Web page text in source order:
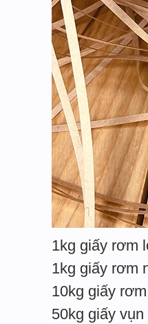
1kg giấy rơm
1kg giấy rơm
10kg giấy
50kg giấy